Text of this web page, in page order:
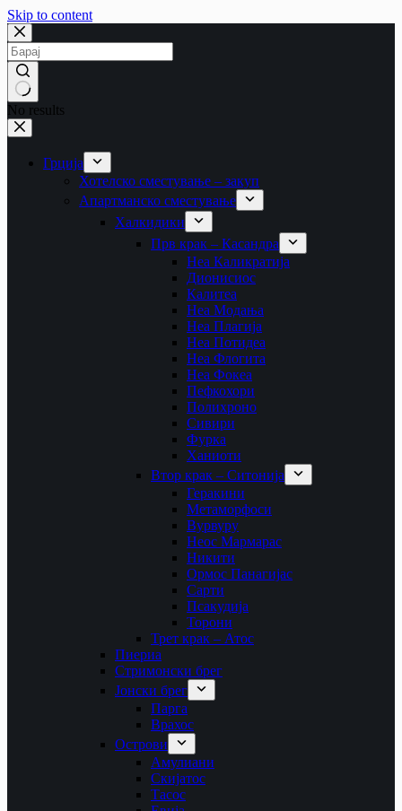
Skip to content
No results
Грција
Хотелско сместување – закуп
Апартманско сместување
Халкидики
Прв крак – Касандра
Неа Каликратија
Дионисиос
Калитеа
Неа Модања
Неа Плагија
Неа Потидеа
Неа Флогита
Неа Фокеа
Пефкохори
Полихроно
Сивири
Фурка
Ханиоти
Втор крак – Ситонија
Геракини
Метаморфоси
Вурвуру
Неос Мармарас
Никити
Ормос Панагијас
Сарти
Псакудија
Торони
Трет крак – Атос
Пиериа
Стримонски брег
Јонски брег
Парга
Врахос
Острови
Амулиани
Скијатос
Тасос